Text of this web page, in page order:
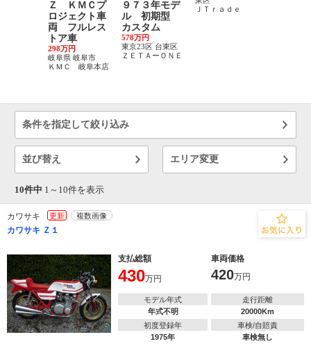
Ｚ ＫＭＣプ
ロジェクト車
両 フルレス
トア車
298万円
岐阜県 岐阜市
ＫＭＣ 岐阜本店
９７３年モデ
ル 初期型
カスタム
578万円
東京23区 台東区
ＺＥＴＡーＯＮＥ
ＪＴｒａｄｅ
条件を指定して絞り込み
並び替え エリア変更
10件中 1～ 10件を表示
カワサキ 更新 複数画像
カワサキ Ｚ１
支払総額 車両価格
430万円 420万円
モデル年式
年式不明
走行距離
20000Km
初度登録年
1975年
車検/自賠責
車検無し